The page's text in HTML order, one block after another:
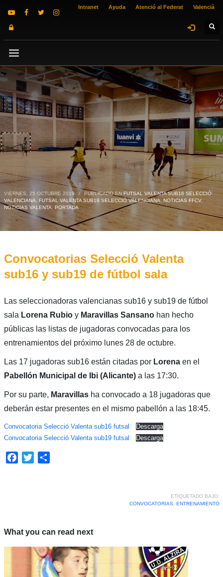
Intranet Ayuda Atenció al Federat Valencià
VIERNES, 25 OCTUBRE 2019 / PUBLICADO EN FUTSAL VALENTA SUB16 SELECCIÓ
VALENCIANA
FUTSAL VALENTA SUB19 SELECCIÓ VALENCIANA, NOTICIAS FFCV,
NOTICIAS VALENTA
PORTADA
Convocatorias Selecció Valenta
sub16 y sub19 de fútbol sala
Las seleccionadoras valencianas sub16 y sub19 de fútbol
sala Lorena Rubio y Maravillas Sansanohan hecho
públicas las listas de jugadoras convocadas para los
entrenamientos del próximo lunes 28 de octubre.
Las 17 jugadoras sub16 están citadas por Lorenaen el
Pabellón Municipal de Ibi (Alicante) a las 17:30.
Por su parte, Maravillasha convocado a 18 jugadoras que
deberán estar presentes en el mismo pabellón a las 18:45.
Convocatoria Selecció Valenta sub16 futsal
Descarga
Convocatoria Selecció Valenta sub19 futsal
Descarga
Facebook
Twitter
ETIQUETADO BAJO:
CONVOCATORIAS, ENTRENAMIENTO
What you can read next